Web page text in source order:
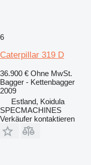
6
Caterpillar 319 D
36.900 € Ohne MwSt.
Bagger - Kettenbagger
2009
Estland, Koidula
SPECMACHINES
Verkäufer kontaktieren